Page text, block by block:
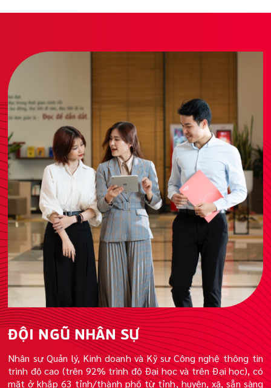
ĐỘI NGŨ NHÂN SỰ
Nhân sự Quản lý, Kinh doanh và Kỹ sư Công nghệ thông tin
trình độ cao (trên 92% trình độ Đại học và trên Đại học), có
mặt ở khắp 63 tỉnh/thành phố từ tỉnh, huyện, xã, sẵn sàng